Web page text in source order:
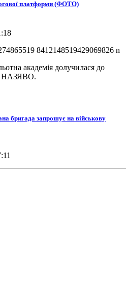
платформи (ФОТО)
академія долучилася до
НАЗЯВО.
бригада запрошує на військову